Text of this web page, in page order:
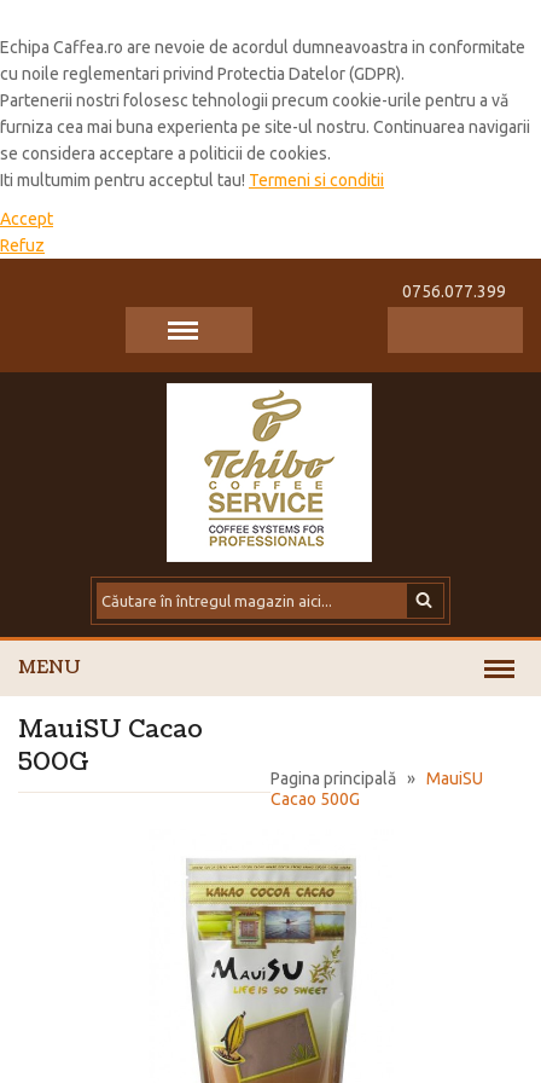
Echipa Caffea.ro are nevoie de acordul dumneavoastra in conformitate
cu noile reglementari privind Protectia Datelor (GDPR).
Partenerii nostri folosesc tehnologii precum cookie-urile pentru a vă
furniza cea mai buna experienta pe site-ul nostru. Continuarea navigarii
se considera acceptare a politicii de cookies.
Iti multumim pentru acceptul tau! Termeni si conditii
Accept
Refuz
0756.077.399
MENU
Pagina principală » MauiSU
Cacao 500G
MauiSU Cacao
500G